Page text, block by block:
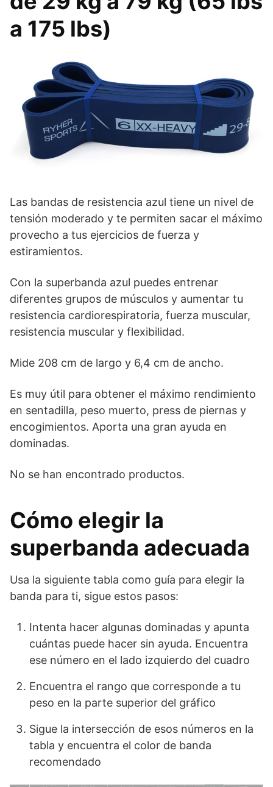
a 175 lbs)
Las bandas de resistencia azul tiene un nivel de
tensión moderado y te permiten sacar el máximo
provecho a tus ejercicios de fuerza y
estiramientos.
Con la superbanda azul puedes entrenar
diferentes grupos de músculos y aumentar tu
resistencia cardiorespiratoria, fuerza muscular,
resistencia muscular y flexibilidad.
Mide 208 cm de largo y 6,4 cm de ancho.
Es muy útil para obtener el máximo rendimiento
en sentadilla, peso muerto, press de piernas y
encogimientos. Aporta una gran ayuda en
dominadas.
No se han encontrado productos.
Cómo elegir la
superbanda adecuada
Usa la siguiente tabla como guía para elegir la
banda para ti, sigue estos pasos:
Intenta hacer algunas dominadas y apunta
cuántas puede hacer sin ayuda. Encuentra
ese número en el lado izquierdo del cuadro
Encuentra el rango que corresponde a tu
peso en la parte superior del gráfico
Sigue la intersección de esos números en la
tabla y encuentra el color de banda
recomendado